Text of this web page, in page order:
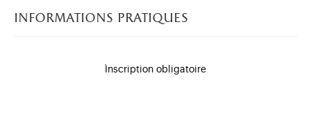
informations pratiques
Inscription obligatoire